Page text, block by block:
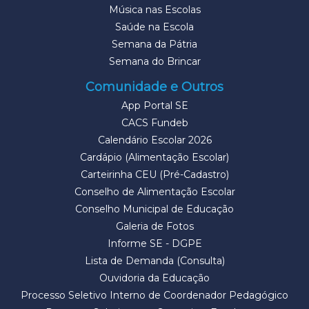
Música nas Escolas
Saúde na Escola
Semana da Pátria
Semana do Brincar
Comunidade e Outros
App Portal SE
CACS Fundeb
Calendário Escolar 2026
Cardápio (Alimentação Escolar)
Carteirinha CEU (Pré-Cadastro)
Conselho de Alimentação Escolar
Conselho Municipal de Educação
Galeria de Fotos
Informe SE - DGPE
Lista de Demanda (Consulta)
Ouvidoria da Educação
Processo Seletivo Interno de Coordenador Pedagógico